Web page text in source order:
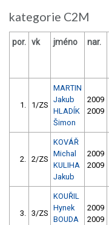
kategorie C2M
por. vk jméno nar.
1. 1/ZS
MARTIN
Jakub
HLADÍK
Šimon
2009
2009
2. 2/ZS
KOVÁŘ
Michal
KULIHA
Jakub
2009
2009
3. 3/ZS
KOUŘIL
Hynek
BOUDA
2009
2009